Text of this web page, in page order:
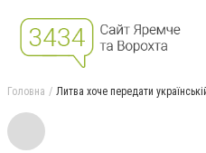
Головна Литва хоче передати